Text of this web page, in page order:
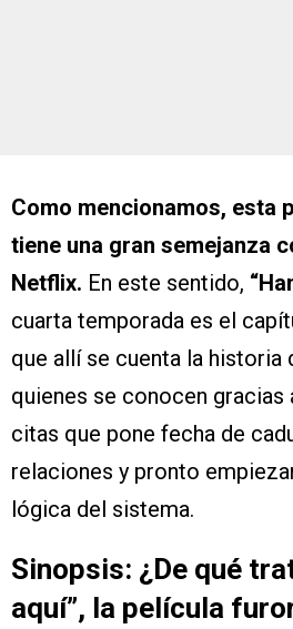
Como mencionamos, esta
tiene una gran semejanza
Netflix. En este sentido,
cuarta temporada es el
que allí se cuenta la historia
quienes se conocen gracias
citas que pone fecha de
relaciones y pronto
lógica del sistema.
Sinopsis: ¿De qué
aquí”, la película